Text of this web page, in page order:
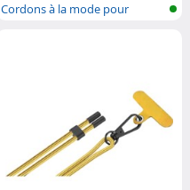
Cordons à la mode pour